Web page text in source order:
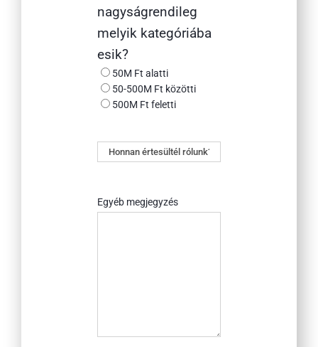
nagyságrendileg
melyik kategóriába
esik?
50M Ft alatti
50-500M Ft közötti
500M Ft feletti
Honnan
értesültél
Egyéb megjegyzés